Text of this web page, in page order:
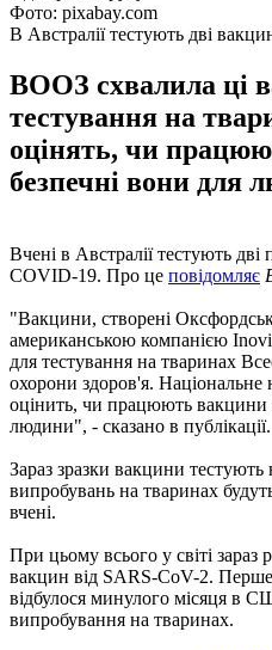
Фото: pixabay.com
В Австралії тестують дві
ВООЗ схвалила ці
тестування на
оцінять, чи
безпечні вони для
Вчені в Австралії тестують дві
COVID-19. Про це повідомляє
"Вакцини, створені
американською компанією
для тестування на тваринах
охорони здоров'я. Національне
оцінить, чи працюють вакцини
людини", - сказано в публікації.
Зараз зразки вакцини тестують
випробувань на тваринах
вчені.
При цьому всього у світі
вакцин від SARS-CoV-2.
відбулося минулого місяця в
випробування на тваринах.